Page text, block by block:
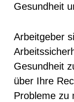
Gesundheit
Arbeitgeber
Gesundheit
über Ihre
Probleme zu